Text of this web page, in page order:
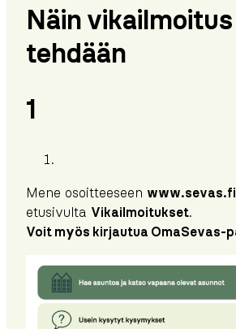
Näin vikailmoitus
tehdään
1
Mene osoitteeseen www.sevas.fi
etusivulta Vikailmoitukset.
Voit myös kirjautua OmaSevas-